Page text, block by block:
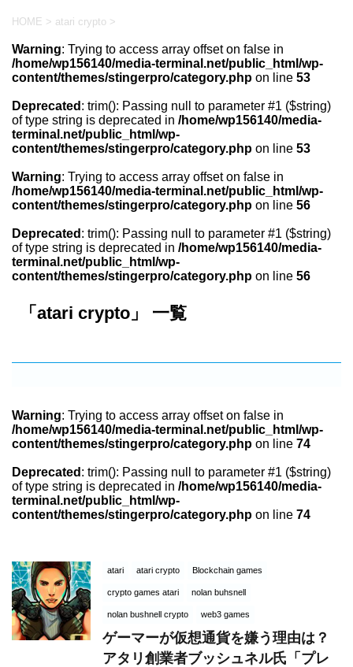
HOME > atari crypto >
Warning: Trying to access array offset on false in
/home/wp156140/media-terminal.net/public_html/wp-
content/themes/stingerpro/category.php on line 53
Deprecated : trim(): Passing null to parameter #1 ($string)
of type string is deprecated in /home/wp156140/media-
terminal.net/public_html/wp-
content/themes/stingerpro/category.php on line 53
Warning: Trying to access array offset on false in
/home/wp156140/media-terminal.net/public_html/wp-
content/themes/stingerpro/category.php on line 56
Deprecated : trim(): Passing null to parameter #1 ($string)
of type string is deprecated in /home/wp156140/media-
terminal.net/public_html/wp-
content/themes/stingerpro/category.php on line 56
「atari crypto」 一覧
Warning: Trying to access array offset on false in
/home/wp156140/media-terminal.net/public_html/wp-
content/themes/stingerpro/category.php on line 74
Deprecated : trim(): Passing null to parameter #1 ($string)
of type string is deprecated in /home/wp156140/media-
terminal.net/public_html/wp-
content/themes/stingerpro/category.php on line 74
atari atari crypto Blockchain games
crypto games atari nolan buhsnell
nolan bushnell crypto web3 games
ゲーマーが仮想通貨を嫌う理由は？
アタリ創業者ブッシュネル氏「プレ